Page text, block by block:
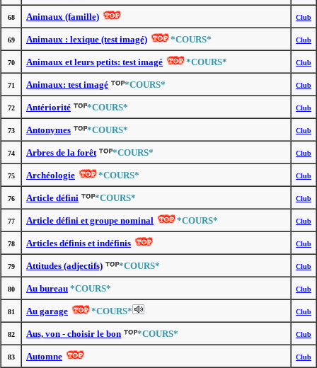
68 Animaux (famille) Club
69 Animaux : lexique (test imagé) *COURS* Club
70 Animaux et leurs petits: test imagé *COURS* Club
71 Animaux: test imagé *COURS* Club
72 Antériorité *COURS* Club
73 Antonymes *COURS* Club
74 Arbres de la forêt *COURS* Club
75 Archéologie *COURS* Club
76 Article défini *COURS* Club
77 Article défini et groupe nominal *COURS* Club
78 Articles définis et indéfinis Club
79 Attitudes (adjectifs) *COURS* Club
80 Au bureau *COURS* Club
81 Au garage *COURS* Club
82 Aus, von - choisir le bon *COURS* Club
83 Automne Club